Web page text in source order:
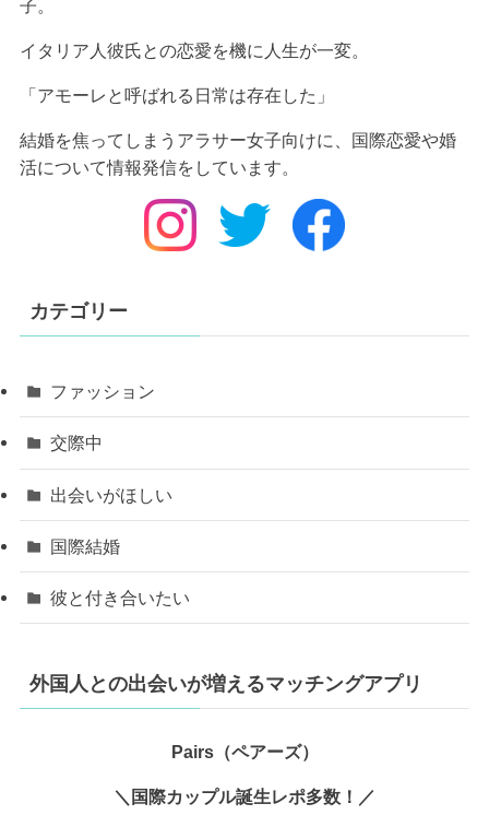
子。
イタリア人彼氏との恋愛を機に人生が一変。
「アモーレと呼ばれる日常は存在した」
結婚を焦ってしまうアラサー女子向けに、国際恋愛や婚
活について情報発信をしています。
カテゴリー
ファッション
交際中
出会いがほしい
国際結婚
彼と付き合いたい
外国人との出会いが増えるマッチングアプリ
Pairs（ペアーズ）
＼国際カップル誕生レポ多数！／